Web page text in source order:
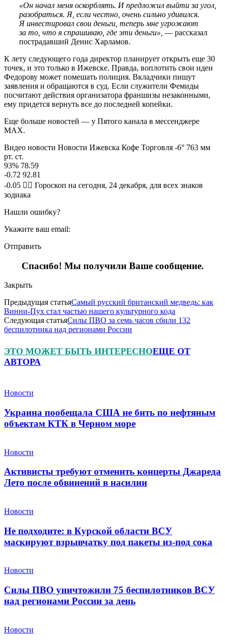
«Он начал меня оскорблять. И предложил выйти за угол,
разобраться. Я, если честно, очень сильно удивился.
Я инвестировал свои деньги, теперь мне угрожают
за то, что я спрашиваю, где эти деньги», — рассказал
пострадавший Денис Харламов.
К лету следующего года директор планирует открыть еще 30
точек, и это только в Ижевске. Правда, воплотить свои идеи
Федорову может помешать полиция. Вкладчики пишут
заявления и обращаются в суд. Если служители Фемиды
посчитают действия организатора франшизы незаконными,
ему придется вернуть все до последней копейки.
Еще больше новостей — у Пятого канала в мессенджере
MAX.
Видео новости Новости Ижевска Кофе Торговля -6° 763 мм
рт. ст.
93% 78.59
-0.72 92.81
-0.05 🧙‍♀ Гороскоп на сегодня, 24 декабря, для всех знаков
зодиака
Нашли ошибку?
Укажите ваш email:
Отправить
Спасибо! Мы получили Ваше сообщение.
Закрыть
Предыдущая статьяСамый русский британский медведь: как
Винни-Пух стал частью нашего культурного кода
Следующая статьяСилы ПВО за семь часов сбили 132
беспилотника над регионами России
ЭТО МОЖЕТ БЫТЬ ИНТЕРЕСНОЕЩЕ ОТ
АВТОРА
Новости
Украина пообещала США не бить по нефтяным
объектам КТК в Черном море
Новости
Активисты требуют отменить концерты Джареда
Лето после обвинений в насилии
Новости
Не подходите: в Курской области ВСУ
маскируют взрывчатку под пакеты из-под сока
Новости
Силы ПВО уничтожили 75 беспилотников ВСУ
над регионами России за день
Новости